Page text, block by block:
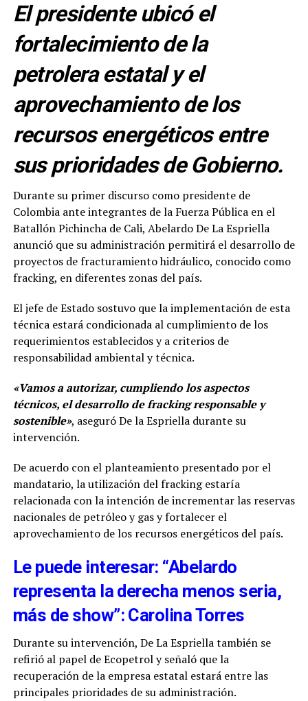
El presidente ubicó el
fortalecimiento de la
petrolera estatal y el
aprovechamiento de los
recursos energéticos entre
sus prioridades de Gobierno.
Durante su primer discurso como presidente de
Colombia ante integrantes de la Fuerza Pública en el
Batallón Pichincha de Cali, Abelardo De La Espriella
anunció que su administración permitirá el desarrollo de
proyectos de fracturamiento hidráulico, conocido como
fracking, en diferentes zonas del país.
El jefe de Estado sostuvo que la implementación de esta
técnica estará condicionada al cumplimiento de los
requerimientos establecidos y a criterios de
responsabilidad ambiental y técnica.
«Vamos a autorizar, cumpliendo los aspectos
técnicos, el desarrollo de fracking responsable y
sostenible», aseguró De la Espriella durante su
intervención.
De acuerdo con el planteamiento presentado por el
mandatario, la utilización del fracking estaría
relacionada con la intención de incrementar las reservas
nacionales de petróleo y gas y fortalecer el
aprovechamiento de los recursos energéticos del país.
Le puede interesar: “Abelardo
representa la derecha menos seria,
más de show”: Carolina Torres
Durante su intervención, De La Espriella también se
refirió al papel de Ecopetrol y señaló que la
recuperación de la empresa estatal estará entre las
principales prioridades de su administración.